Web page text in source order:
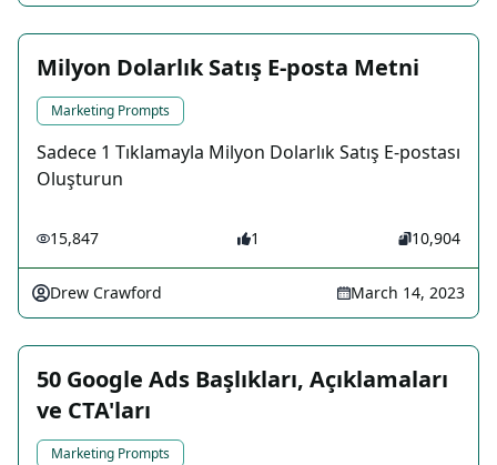
Milyon Dolarlık Satış E-posta Metni
Marketing Prompts
Sadece 1 Tıklamayla Milyon Dolarlık Satış E-postası
Oluşturun
15,847 1 10,904
Drew Crawford March 14, 2023
50 Google Ads Başlıkları, Açıklamaları
ve CTA'ları
Marketing Prompts